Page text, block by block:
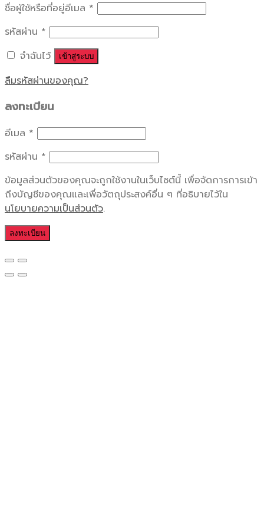
ชื่อผู้ใช้หรือที่อยู่อีเมล *
รหัสผ่าน *
จำฉันไว้
เข้าสู่ระบบ
ลืมรหัสผ่านของคุณ?
ลงทะเบียน
อีเมล *
รหัสผ่าน *
ข้อมูลส่วนตัวของคุณจะถูกใช้งานในเว็บไซต์นี้ เพื่อจัดการการเข้า
ถึงบัญชีของคุณและเพื่อวัตถุประสงค์อื่น ๆ ที่อธิบายไว้ใน
นโยบายความเป็นส่วนตัว.
ลงทะเบียน